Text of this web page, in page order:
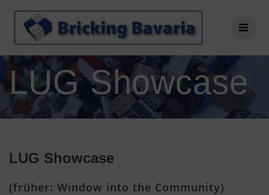
springen
LUG Showcase
LUG Showcase
(früher: Window into the Community)